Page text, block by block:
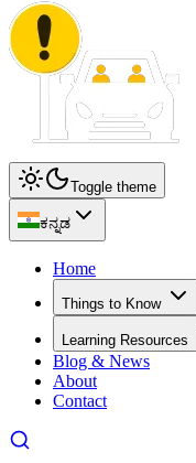
Toggle theme
ಕನ್ನಡ
Home
Things to Know
Learning Resources
Blog & News
About
Contact